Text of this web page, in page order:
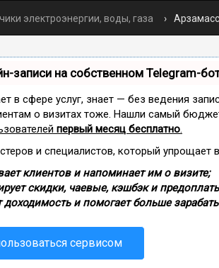
электроэнергии, воды, газа
записи на собственном Telegram-
в сфере услуг, знает — без ведения
о визитах тоже. Нашли самый
первый месяц бесплатно.
и специалистов, который упрощает
клиентов и напоминает им о визите;
скидки, чаевые, кэшбэк и
доходимость и помогает больше
сервисом